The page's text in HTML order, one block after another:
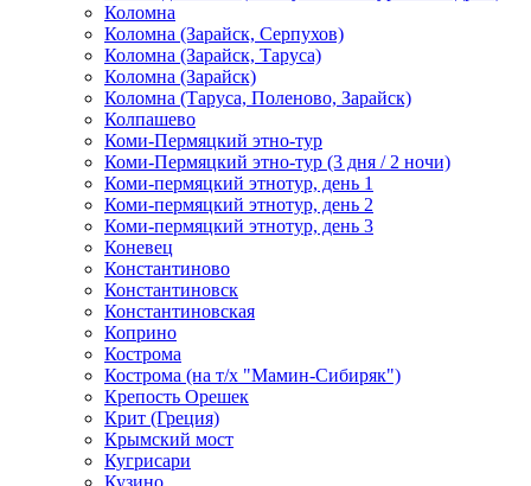
Коломна
Коломна (Зарайск, Серпухов)
Коломна (Зарайск, Таруса)
Коломна (Зарайск)
Коломна (Таруса, Поленово, Зарайск)
Колпашево
Коми-Пермяцкий этно-тур
Коми-Пермяцкий этно-тур (3 дня / 2 ночи)
Коми-пермяцкий этнотур, день 1
Коми-пермяцкий этнотур, день 2
Коми-пермяцкий этнотур, день 3
Коневец
Константиново
Константиновск
Константиновская
Коприно
Кострома
Кострома (на т/х "Мамин-Сибиряк")
Крепость Орешек
Крит (Греция)
Крымский мост
Кугрисари
Кузино